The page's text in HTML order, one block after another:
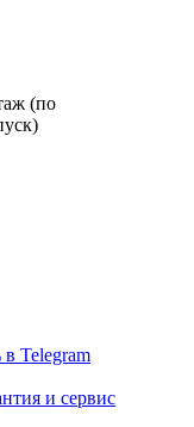
(по
Telegram
и сервис